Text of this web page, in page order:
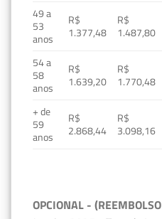
49 a
53
anos
R$
1.377,48
R$
1.487,80
54 a
58
anos
R$
1.639,20
R$
1.770,48
+ de
59
anos
R$
2.868,44
R$
3.098,16
OPCIONAL -